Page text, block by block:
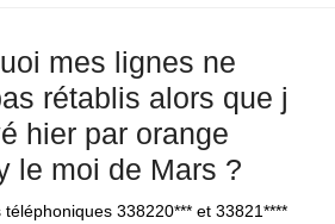
mes lignes ne
rétablis alors que j
hier par orange
le moi de Mars ?
téléphoniques 338220*** et 33821****